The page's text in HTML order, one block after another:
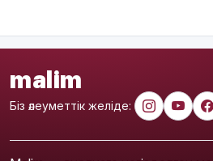
malim
Біз әлеуметтік желіде: